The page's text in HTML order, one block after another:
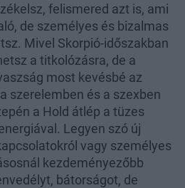
felismered azt is, ami
de személyes és bizalmas
Mivel Skorpió-időszakban
a titkolózásra, de a
most kevésbé az
szerelemben és a szexben
a Hold átlép a tüzes
Legyen szó új
vagy személyes
kezdeményezőbb
bátorságot, de